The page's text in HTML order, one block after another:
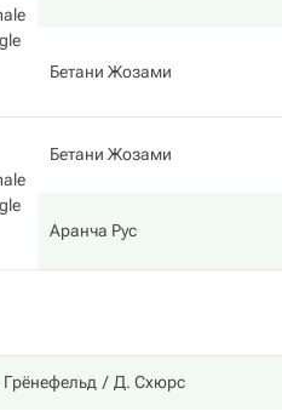
Бетани Жозами
Бетани Жозами
Аранча Рус
Д. Схюрс